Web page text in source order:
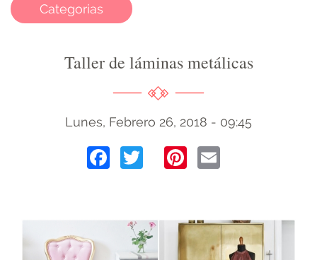
Categorias
Taller de láminas metálicas
Lunes, Febrero 26, 2018 - 09:45
Facebook
TwitterPinterest
Email